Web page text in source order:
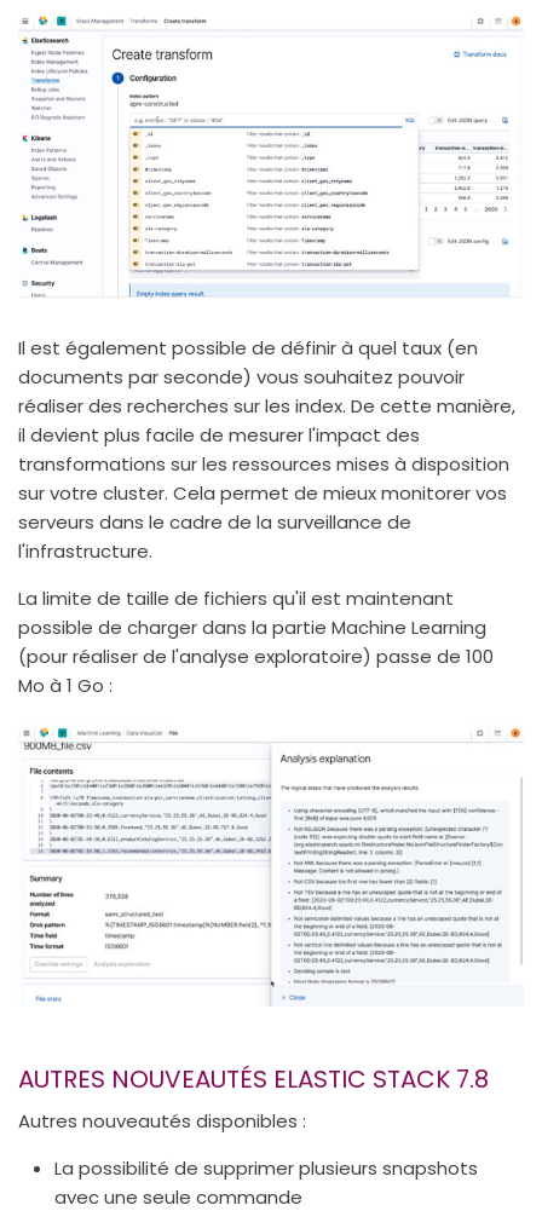
Il est également possible de définir à quel taux (en
documents par seconde) vous souhaitez pouvoir
réaliser des recherches sur les index. De cette manière,
il devient plus facile de mesurer l'impact des
transformations sur les ressources mises à disposition
sur votre cluster. Cela permet de mieux monitorer vos
serveurs dans le cadre de la surveillance de
l'infrastructure.
La limite de taille de fichiers qu'il est maintenant
possible de charger dans la partie Machine Learning
(pour réaliser de l'analyse exploratoire) passe de 100
Mo à 1 Go :
AUTRES NOUVEAUTÉS ELASTIC STACK 7.8
Autres nouveautés disponibles :
La possibilité de supprimer plusieurs snapshots
avec une seule commande